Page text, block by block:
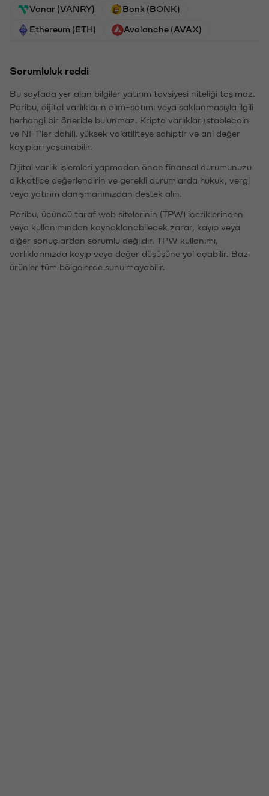
Vanar (VANRY) Bonk (BONK)
Ethereum (ETH) Avalanche (AVAX)
Sorumluluk reddi
Bu sayfada yer alan bilgiler yatırım tavsiyesi niteliği taşımaz.
Paribu, dijital varlıkların alım-satımı veya saklanmasıyla ilgili
herhangi bir öneride bulunmaz. Kripto varlıklar (stablecoin
ve NFT'ler dahil), yüksek volatiliteye sahiptir ve ani değer
kayıpları yaşanabilir.
Dijital varlık işlemleri yapmadan önce finansal durumunuzu
dikkatlice değerlendirin ve gerekli durumlarda hukuk, vergi
veya yatırım danışmanınızdan destek alın.
Paribu, üçüncü taraf web sitelerinin (TPW) içeriklerinden
veya kullanımından kaynaklanabilecek zarar, kayıp veya
diğer sonuçlardan sorumlu değildir. TPW kullanımı,
varlıklarınızda kayıp veya değer düşüşüne yol açabilir. Bazı
ürünler tüm bölgelerde sunulmayabilir.